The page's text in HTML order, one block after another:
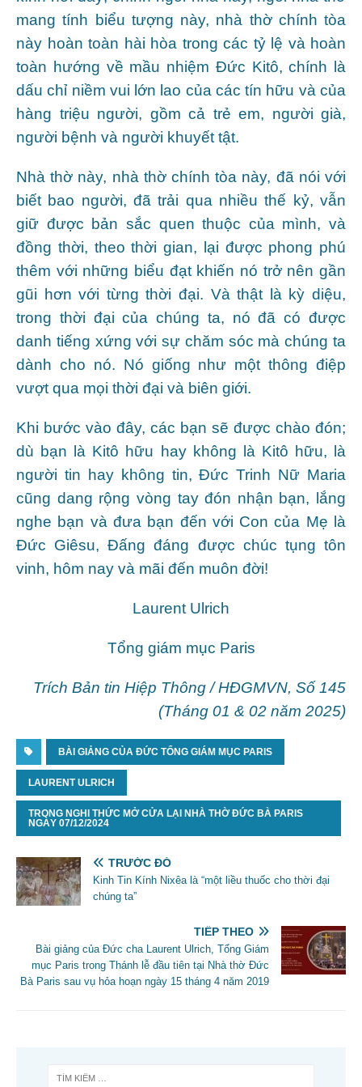
mang tính biểu tượng này, nhà thờ chính tòa
này hoàn toàn hài hòa trong các tỷ lệ và hoàn
toàn hướng về mầu nhiệm Đức Kitô, chính là
dấu chỉ niềm vui lớn lao của các tín hữu và của
hàng triệu người, gồm cả trẻ em, người già,
người bệnh và người khuyết tật.
Nhà thờ này, nhà thờ chính tòa này, đã nói với
biết bao người, đã trải qua nhiều thế kỷ, vẫn
giữ được bản sắc quen thuộc của mình, và
đồng thời, theo thời gian, lại được phong phú
thêm với những biểu đạt khiến nó trở nên gần
gũi hơn với từng thời đại. Và thật là kỳ diệu,
trong thời đại của chúng ta, nó đã có được
danh tiếng xứng với sự chăm sóc mà chúng ta
dành cho nó. Nó giống như một thông điệp
vượt qua mọi thời đại và biên giới.
Khi bước vào đây, các bạn sẽ được chào đón;
dù bạn là Kitô hữu hay không là Kitô hữu, là
người tin hay không tin, Đức Trinh Nữ Maria
cũng dang rộng vòng tay đón nhận bạn, lắng
nghe bạn và đưa bạn đến với Con của Mẹ là
Đức Giêsu, Đấng đáng được chúc tụng tôn
vinh, hôm nay và mãi đến muôn đời!
Laurent Ulrich
Tổng giám mục Paris
Trích Bản tin Hiệp Thông/ HĐGMVN, Số 145
(Tháng 01 & 02 năm 2025)
BÀI GIẢNG CỦA ĐỨC TỔNG GIÁM MỤC PARIS
LAURENT ULRICH
TRONG NGHI THỨC MỞ CỬA LẠI NHÀ THỜ ĐỨC BÀ PARIS
NGÀY 07/12/2024
TRƯỚC ĐÓ
Kinh Tin Kính Nixêa là “một liều thuốc cho thời đại
chúng ta”
TIẾP THEO
Bài giảng của Đức cha Laurent Ulrich, Tổng Giám
mục Paris trong Thánh lễ đầu tiên tại Nhà thờ Đức
Bà Paris sau vụ hỏa hoạn ngày 15 tháng 4 năm 2019